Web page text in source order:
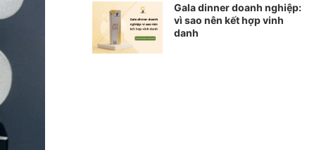
Gala dinner doanh nghiệp:
vì sao nên kết hợp vinh
danh